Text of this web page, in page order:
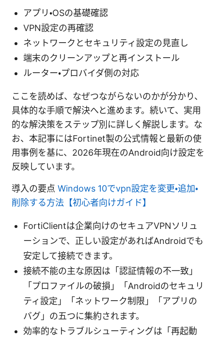
アプリ・OSの基礎確認
VPN設定の再確認
ネットワークとセキュリティ設定の見直し
端末のクリーンアップと再インストール
ルーター・プロバイダ側の対応
ここを読めば、なぜつながらないのかが分かり、
具体的な手順で解決へと進めます。続いて、実用
的な解決策をステップ別に詳しく解説します。な
お、本記事にはFortinet製の公式情報と最新の使
用事例を基に、2026年現在のAndroid向け設定を
反映しています。
導入の要点 Windows 10でvpn設定を変更・追加・
削除する方法【初心者向けガイド】
FortiClientは企業向けのセキュアVPNソリュ
ーションで、正しい設定があればAndroidでも
安定して接続できます。
接続不能の主な原因は「認証情報の不一致」
「プロファイルの破損」「Androidのセキュリ
ティ設定」「ネットワーク制限」「アプリの
バグ」の五つに集約されます。
効率的なトラブルシューティングは「再起動